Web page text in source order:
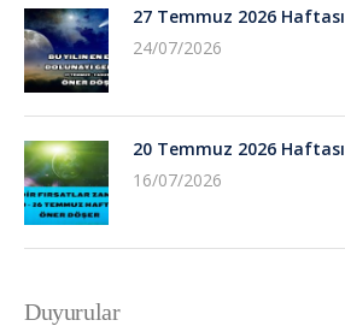
27 Temmuz 2026 Haftası
24/07/2026
20 Temmuz 2026 Haftası
16/07/2026
Duyurular